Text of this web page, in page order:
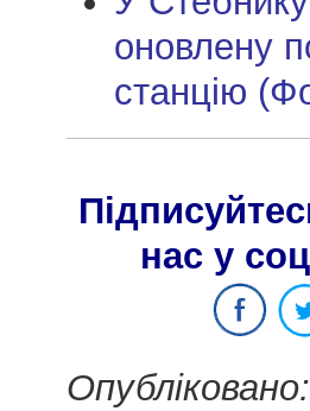
оновлену
станцію
нас у
Опубліковано: